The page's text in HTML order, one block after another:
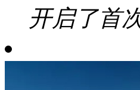
开启了首